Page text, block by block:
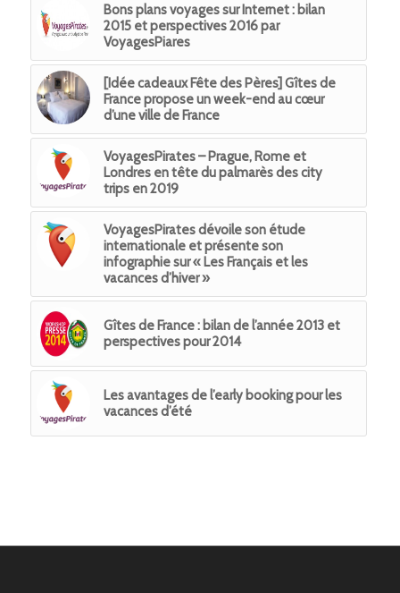
Bons plans voyages sur Internet : bilan
2015 et perspectives 2016 par
VoyagesPiares
[Idée cadeaux Fête des Pères] Gîtes de
France propose un week-end au cœur
d’une ville de France
VoyagesPirates – Prague, Rome et
Londres en tête du palmarès des city
trips en 2019
VoyagesPirates dévoile son étude
internationale et présente son
infographie sur « Les Français et les
vacances d’hiver »
Gîtes de France : bilan de l’année 2013 et
perspectives pour 2014
Les avantages de l’early booking pour les
vacances d’été